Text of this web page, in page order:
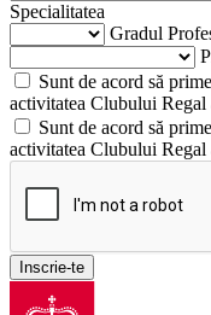
Specialitatea
Gradul
Sunt de acord să
activitatea Clubului
Sunt de acord să
activitatea Clubului